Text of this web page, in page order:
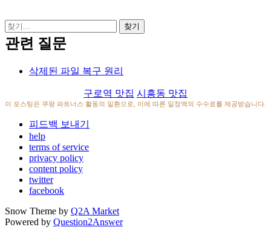
관련 질문
삭제된 파일 복구 원리
구로역 맛집 시흥동 맛집
이 포스팅은 쿠팡 파트너스 활동의 일환으로, 이에 따른 일정액의 수수료를 제공받습니다.
피드백 보내기
help
terms of service
privacy policy
content policy
twitter
facebook
Snow Theme by Q2A Market
Powered by Question2Answer